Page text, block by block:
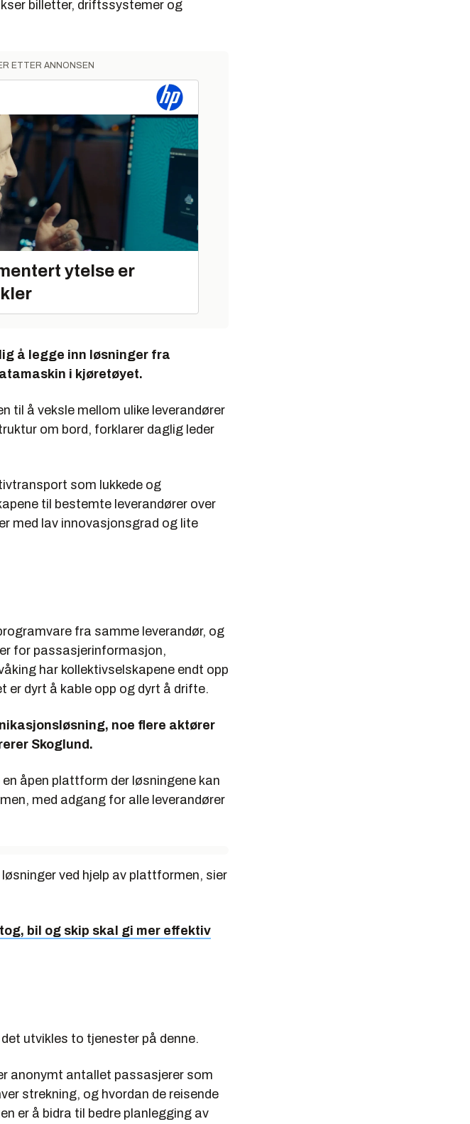
billetter, driftssystemer og
ETTER ANNONSEN
ytelse er
å legge inn løsninger fra
i kjøretøyet.
til å veksle mellom ulike leverandører
om bord, forklarer daglig leder
som lukkede og
til bestemte leverandører over
med lav innovasjonsgrad og lite
fra samme leverandør, og
for passasjerinformasjon,
har kollektivselskapene endt opp
dyrt å kable opp og dyrt å drifte.
noe flere aktører
Skoglund.
åpen plattform der løsningene kan
med adgang for alle leverandører
ved hjelp av plattformen, sier
bil og skip skal gi mer effektiv
utvikles to tjenester på denne.
anonymt antallet passasjerer som
strekning, og hvordan de reisende
er å bidra til bedre planlegging av